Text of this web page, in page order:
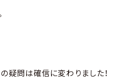
疑問は確信に変わりました！